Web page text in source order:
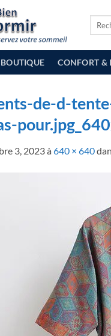
BOUTIQUE CONFORT &
de-d-
3, 2023à 640 × 640